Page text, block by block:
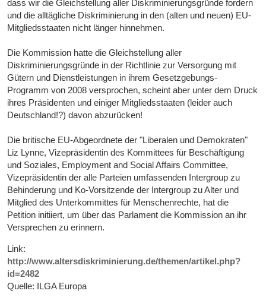
dass wir die Gleichstellung aller Diskriminierungsgründe fordern
und die alltägliche Diskriminierung in den (alten und neuen) EU-
Mitgliedsstaaten nicht länger hinnehmen.
Die Kommission hatte die Gleichstellung aller
Diskriminierungsgründe in der Richtlinie zur Versorgung mit
Gütern und Dienstleistungen in ihrem Gesetzgebungs-
Programm von 2008 versprochen, scheint aber unter dem Druck
ihres Präsidenten und einiger Mitgliedsstaaten (leider auch
Deutschland!?) davon abzurücken!
Die britische EU-Abgeordnete der "Liberalen und Demokraten"
Liz Lynne, Vizepräsidentin des Kommittees für Beschäftigung
und Soziales, Employment and Social Affairs Committee,
Vizepräsidentin der alle Parteien umfassenden Intergroup zu
Behinderung und Ko-Vorsitzende der Intergroup zu Alter und
Mitglied des Unterkommittes für Menschenrechte, hat die
Petition initiiert, um über das Parlament die Kommission an ihr
Versprechen zu erinnern.
Link:
http://www.altersdiskriminierung.de/themen/artikel.php?
id=2482
Quelle: ILGA Europa